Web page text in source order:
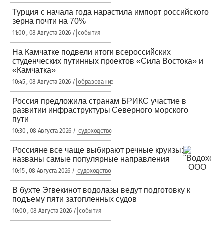
Турция с начала года нарастила импорт российского
зерна почти на 70%
11:00 , 08 Августа 2026 / события
На Камчатке подвели итоги всероссийских
студенческих путинных проектов «Сила Востока» и
«Камчатка»
10:45 , 08 Августа 2026 / образование
Россия предложила странам БРИКС участие в
развитии инфраструктуры Северного морского
пути
10:30 , 08 Августа 2026 / судоходство
Россияне все чаще выбирают речные круизы:
названы самые популярные направления
10:15 , 08 Августа 2026 / судоходство
В бухте Эгвекинот водолазы ведут подготовку к
подъему пяти затопленных судов
10:00 , 08 Августа 2026 / события